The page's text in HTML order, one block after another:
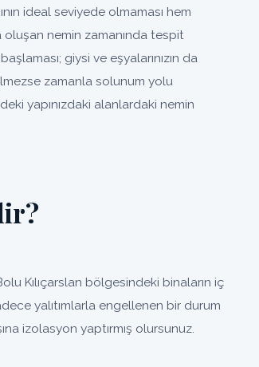
ideal seviyede olmaması hem
oluşan nemin zamanında tespit
giysi ve eşyalarınızın da
zamanla solunum yolu
yapınızdaki alanlardaki nemin
Kılıçarslan bölgesindeki binaların iç
yalıtımlarla engellenen bir durum
izolasyon yaptırmış olursunuz.